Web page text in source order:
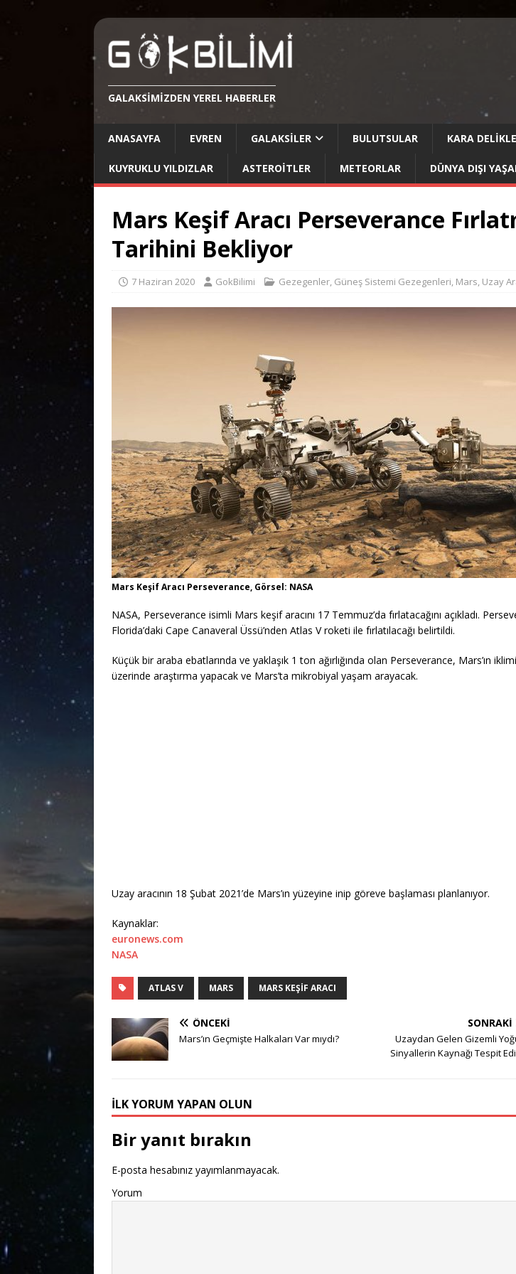
GALAKSIMIZDEN YEREL HABERLER
ANASAYFA EVREN GALAKSILER BULUTSULAR KARA
KUYRUKLU YILDIZLAR ASTEROITLER METEORLAR DÜNYA DIŞI
Mars Keşif Aracı Perseverance
Tarihini Bekliyor
7 Haziran 2020 GokBilimi Gezegenler, Güneş Sistemi Gezegenleri, Mars, Uzay
Mars Keşif Aracı Perseverance, Görsel: NASA
NASA, Perseverance isimli Mars keşif aracını 17 Temmuz’da fırlatacağını açıkladı.
Florida’daki Cape Canaveral Üssü’nden Atlas V roketi ile fırlatılacağı belirtildi.
Küçük bir araba ebatlarında ve yaklaşık 1 ton ağırlığında olan Perseverance, Mars’ın
üzerinde araştırma yapacak ve Mars’ta mikrobiyal yaşam arayacak.
Uzay aracının 18 Şubat 2021’de Mars’ın yüzeyine inip göreve başlaması planlanıyor.
Kaynaklar:
euronews.com
NASA
ATLAS V MARS MARS KEŞIF ARACI
ÖNCEKI
Mars’ın Geçmişte Halkaları Var mıydı?
SONRAKI
Uzaydan Gelen Gizemli
Sinyallerin Kaynağı Tespit
İLK YORUM YAPAN OLUN
Bir yanıt bırakın
E-posta hesabınız yayımlanmayacak.
Yorum